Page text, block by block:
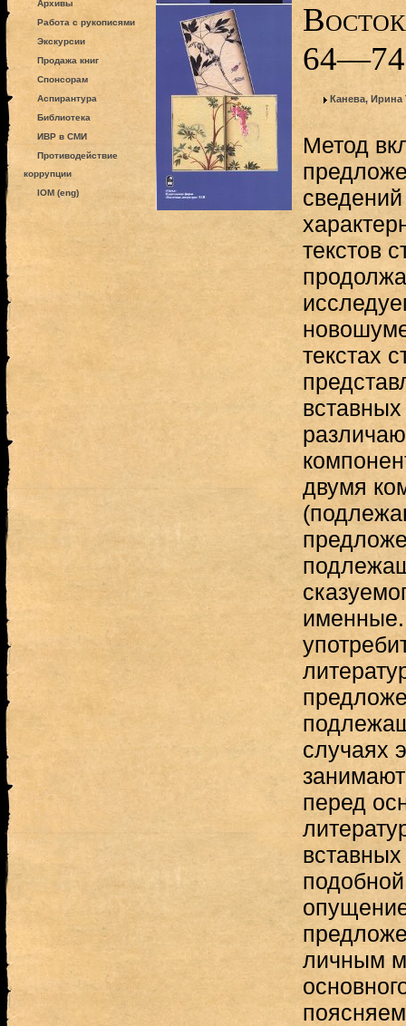
Архивы
Работа с рукописями
Экскурсии
Продажа книг
Спонсорам
Аспирантура
Библиотека
ИВР в СМИ
Противодействие
коррупции
IOM (eng)
Канева,
Метод
текстов
текстах
двумя
случаях
перед
личным